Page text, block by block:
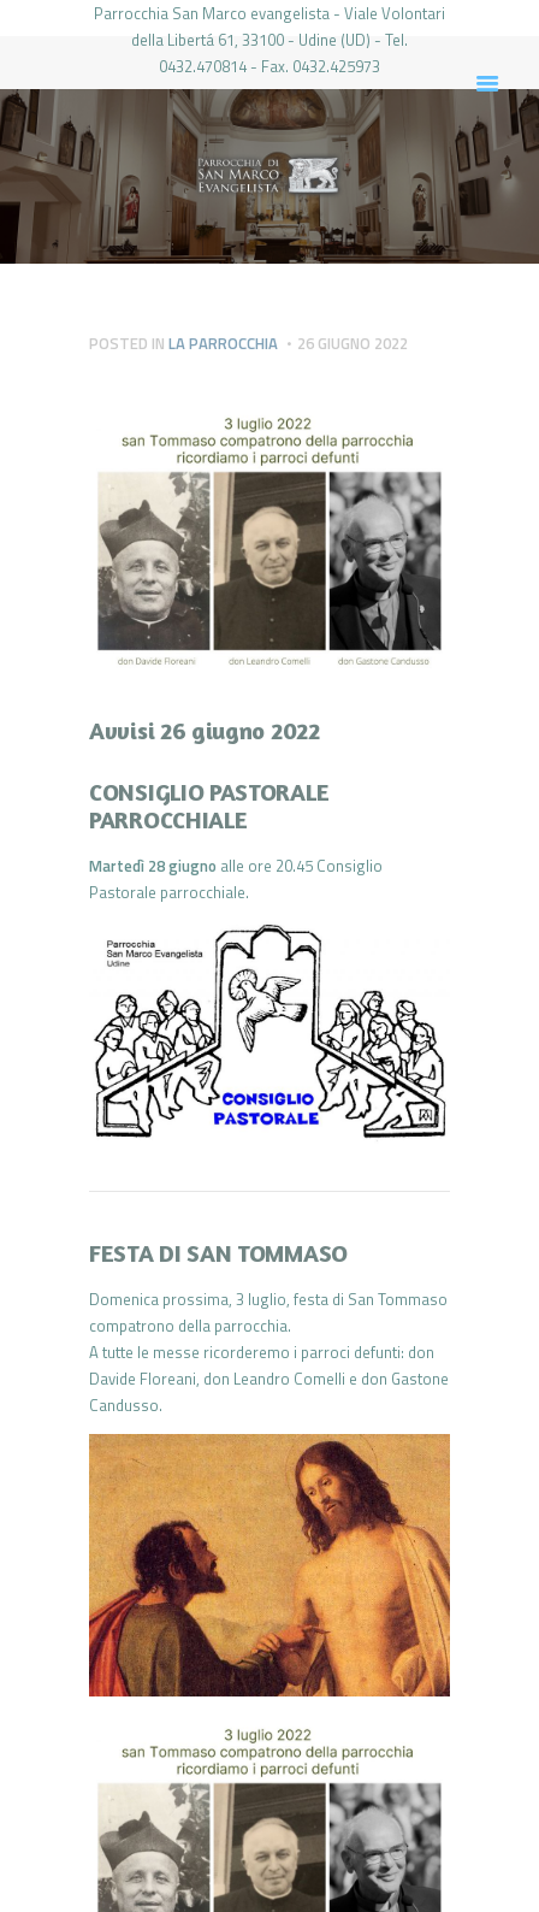
Parrocchia San Marco evangelista - Viale Volontari
della Libertá 61, 33100 - Udine (UD) - Tel.
0432.470814 - Fax. 0432.425973
PARROCCHIA DI SAN MARCO UDINE
HOME
LA PARROCCHIA
IL PARROCO
LE ATTIVITÀ
PIERABECH
LOGIN
POSTED IN LA PARROCCHIA 26 GIUGNO 2022
Avvisi 26 giugno 2022
CONSIGLIO PASTORALE
PARROCCHIALE
Martedì 28 giugno alle ore 20.45 Consiglio
Pastorale parrocchiale.
FESTA DI SAN TOMMASO
Domenica prossima, 3 luglio, festa di San Tommaso
compatrono della parrocchia.
A tutte le messe ricorderemo i parroci defunti: don
Davide Floreani, don Leandro Comelli e don Gastone
Candusso.